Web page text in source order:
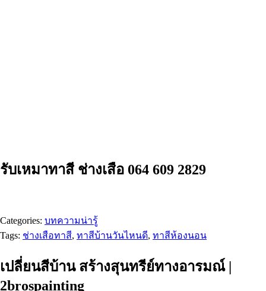
รับเหมาทาสี ช่างเสือ 064 609 2829
Categories: บทความน่ารู้
Tags: ช่างเสือทาสี, ทาสีบ้านวันไหนดี, ทาสีห้องนอน
เปลี่ยนสีบ้าน สร้างสุนทรีย์ทางอารมณ์ |
2brospainting